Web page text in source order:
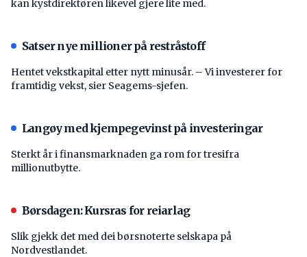
kan kystdirektøren likevel gjere lite med.
Satser nye millioner på restråstoff
Hentet vekstkapital etter nytt minusår. – Vi investerer for
framtidig vekst, sier Seagems-sjefen.
Langøy med kjempegevinst på investeringar
Sterkt år i finansmarknaden ga rom for tresifra
millionutbytte.
Børsdagen: Kursras for reiarlag
Slik gjekk det med dei børsnoterte selskapa på
Nordvestlandet.